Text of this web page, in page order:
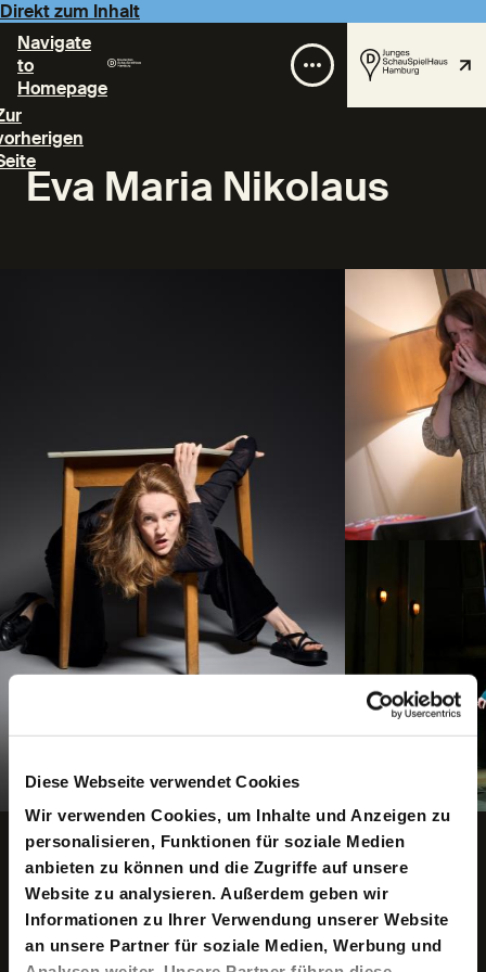
Diese Webseite verwendet Cookies
Wir verwenden Cookies, um Inhalte und Anzeigen zu
personalisieren, Funktionen für soziale Medien
anbieten zu können und die Zugriffe auf unsere
Website zu analysieren. Außerdem geben wir
Informationen zu Ihrer Verwendung unserer Website
an unsere Partner für soziale Medien, Werbung und
Direkt zum Inhalt
Navigate
to
Homepage
Eva Maria Nikolaus
Eufinger, Sandra Then, Sinje Hasheider, Thomas
Aurin
Was Nina wusste